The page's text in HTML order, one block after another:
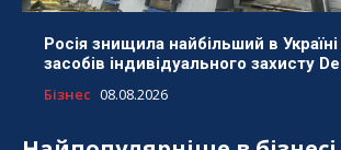
Росія знищила найбільший в
засобів індивідуального захисту
Бізнес 08.08.2026